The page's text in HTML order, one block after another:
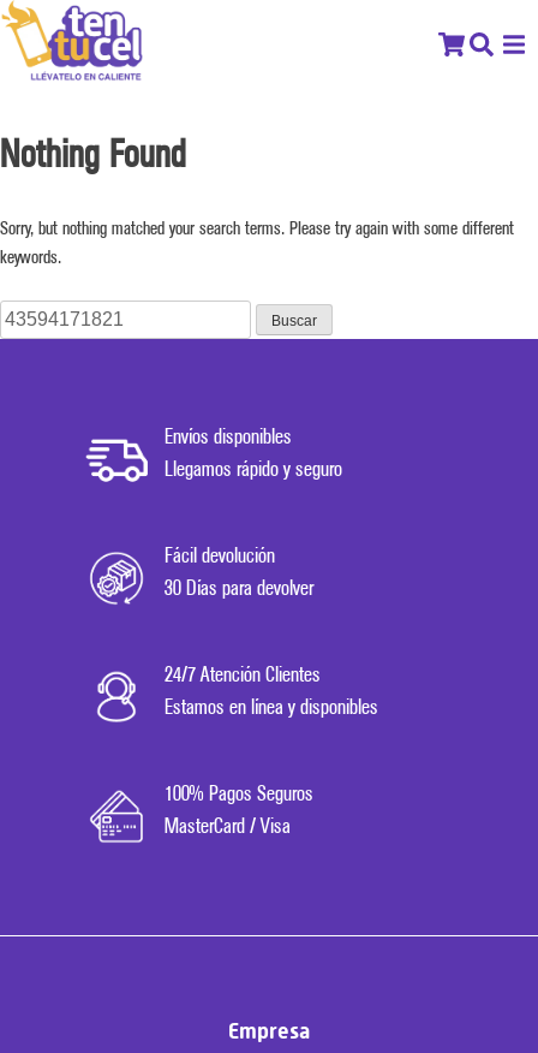
Nothing Found
Sorry, but nothing matched your search terms. Please try again with some different
keywords.
Buscar:
Envíos disponibles
Llegamos rápido y seguro
Fácil devolución
30 Días para devolver
24/7 Atención Clientes
Estamos en línea y disponibles
100% Pagos Seguros
MasterCard / Visa
Empresa